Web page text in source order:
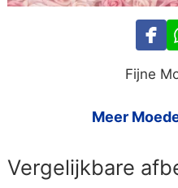
Fijne
Meer
Vergelijkbare